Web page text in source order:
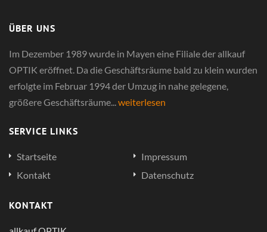
ÜBER UNS
Im Dezember 1989 wurde in Mayen eine Filiale der allkauf
OPTIK eröffnet. Da die Geschäftsräume bald zu klein wurden
erfolgte im Februar 1994 der Umzug in nahe gelegene,
größere Geschäftsräume...weiterlesen
SERVICE LINKS
Startseite
Kontakt
Impressum
Datenschutz
KONTAKT